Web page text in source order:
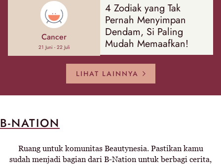
Cancer
21 Juni - 22 Juli
4 Zodiak yang Tak
Pernah Menyimpan
Dendam, Si Paling
Mudah Memaafkan!
LIHAT LAINNYA
B-NATION
Ruang untuk komunitas Beautynesia. Pastikan kamu
sudah menjadi bagian dari B-Nation untuk berbagi cerita,